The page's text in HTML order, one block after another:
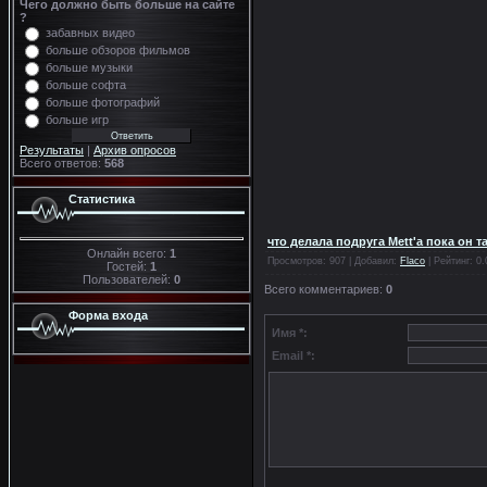
Чего должно быть больше на сайте
?
забавных видео
больше обзоров фильмов
больше музыки
больше софта
больше фотографий
больше игр
Результаты | Архив опросов
Всего ответов: 568
Статистика
Онлайн всего: 1
Гостей: 1
Пользователей: 0
Форма входа
что делала подруга Mett'а пока он
Просмотров : 907 | Добавил: Flaco Рейтинг:
Всего комментариев: 0
Имя *:
Email *: